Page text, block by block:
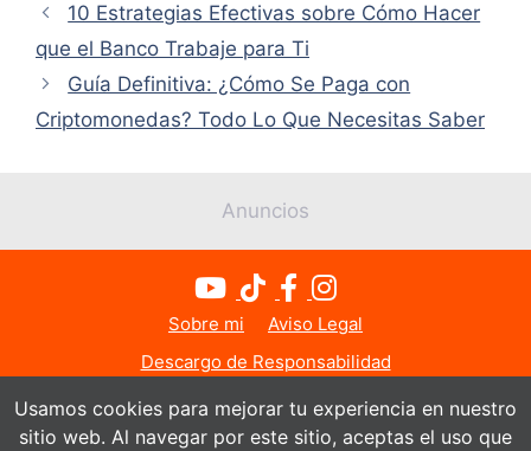
10 Estrategias Efectivas sobre Cómo Hacer
que el Banco Trabaje para Ti
Guía Definitiva: ¿Cómo Se Paga con
Criptomonedas? Todo Lo Que Necesitas Saber
Anuncios
Sobre mi
Aviso Legal
Descargo de Responsabilidad
Política de Privacidad
Política de Cookies
Contacto
Usamos cookies para mejorar tu experiencia en nuestro
sitio web. Al navegar por este sitio, aceptas el uso que